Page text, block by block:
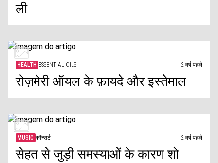
ली
HEALTH ESSENTIAL OILS 2 वर्ष पहले
रोज़मेरी ऑयल के फ़ायदे और इस्तेमाल
MUSIC कॉन्सर्ट 2 वर्ष पहले
सेहत से जुड़ी समस्याओं के कारण शो